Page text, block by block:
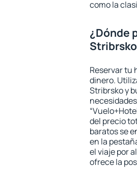
como la
¿Dónde
Reservar tu
dinero.
Stribrsko y
del precio
baratos se
en la
el viaje por
ofrece la